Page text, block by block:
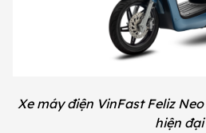
Xe máy điện VinFast Feliz
hiện đại